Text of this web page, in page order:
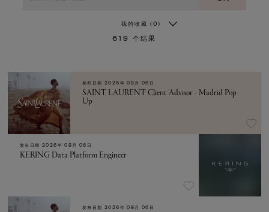
我的收藏 (0)
619 个结果
发布日期 2026年 08月 06日
SAINT LAURENT Client Advisor - Madrid Pop
Up
发布日期 2026年 08月 06日
KERING Data Platform Engineer
发布日期 2026年 08月 06日